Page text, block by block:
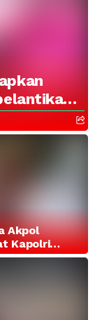
AKPOL
Akpol
Kapolri